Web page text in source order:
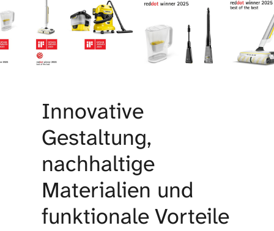
Innovative
Gestaltung,
nachhaltige
Materialien und
funktionale Vorteile